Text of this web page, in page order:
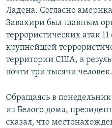
Ладена. Согласно
Завахири был главным
террористических атак 11
крупнейшей
территории США, в
почти три тысячи человек.
Обращаясь в
из Белого дома,
сказал, что